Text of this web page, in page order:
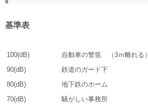
基準表
100(dB)
自動車の警笛 （3ｍ離れる）
90(dB)
鉄道のガード下
80(dB)
地下鉄のホーム
70(dB)
騒がしい事務所